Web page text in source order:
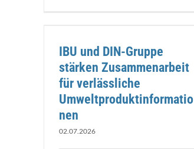
IBU und DIN-Gruppe
stärken Zusammenarbeit
für verlässliche
Umweltproduktinformatio
nen
02.07.2026